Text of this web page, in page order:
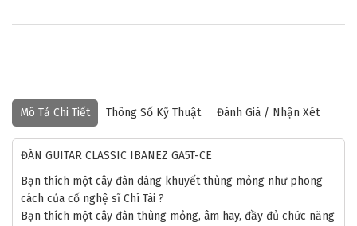
Mô Tả Chi Tiết Thông Số Kỹ Thuật Đánh Giá / Nhận Xét
ĐÀN GUITAR CLASSIC IBANEZ GA5T-CE
Bạn thích một cây đàn dáng khuyết thùng mỏng như phong
cách của cố nghệ sĩ Chí Tài ?
Bạn thích một cây đàn thùng mỏng, âm hay, đầy đủ chức năng